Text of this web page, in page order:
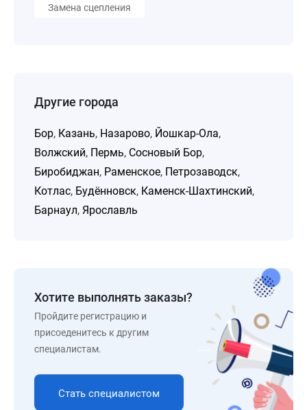
Замена сцепления
Другие города
Бор, Казань, Назарово, Йошкар-Ола,
Волжский, Пермь, Сосновый Бор,
Биробиджан, Раменское, Петрозаводск,
Котлас, Будённовск, Каменск-Шахтинский,
Барнаул, Ярославль
Хотите выполнять заказы?
Пройдите регистрацию и
присоеденитесь к другим
специалистам.
Стать специалистом